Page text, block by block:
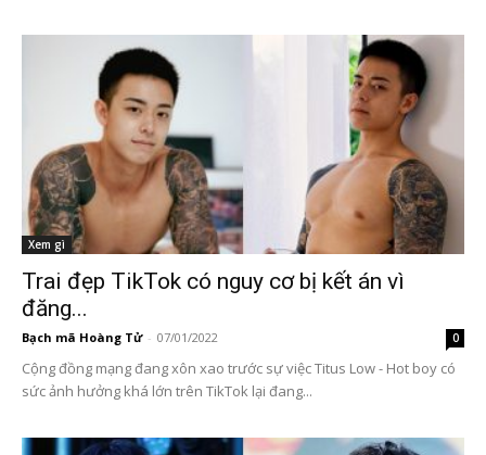
Xem gì
Trai đẹp TikTok có nguy cơ bị kết án vì
đăng...
Bạch mã Hoàng Tử - 07/01/2022 0
Cộng đồng mạng đang xôn xao trước sự việc Titus Low - Hot boy có
sức ảnh hưởng khá lớn trên TikTok lại đang...